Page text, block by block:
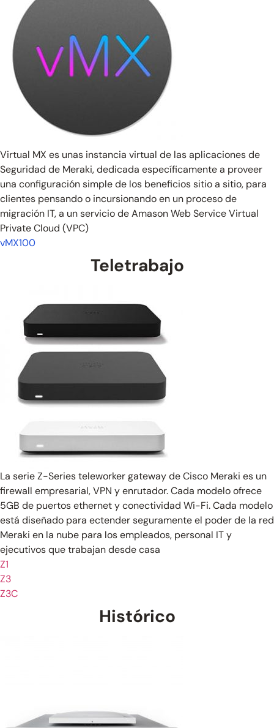
Virtual MX es unas instancia virtual de las aplicaciones de
Seguridad de Meraki, dedicada específicamente a proveer
una configuración simple de los beneficios sitio a sitio, para
clientes pensando o incursionando en un proceso de
migración IT, a un servicio de Amason Web Service Virtual
Private Cloud (VPC)
vMX100
Teletrabajo
La serie Z-Series teleworker gateway de Cisco Meraki es un
firewall empresarial, VPN y enrutador. Cada modelo ofrece
5GB de puertos ethernet y conectividad Wi-Fi. Cada modelo
está diseñado para ectender seguramente el poder de la red
Meraki en la nube para los empleados, personal IT y
ejecutivos que trabajan desde casa
Z1
Z3
Z3C
Histórico